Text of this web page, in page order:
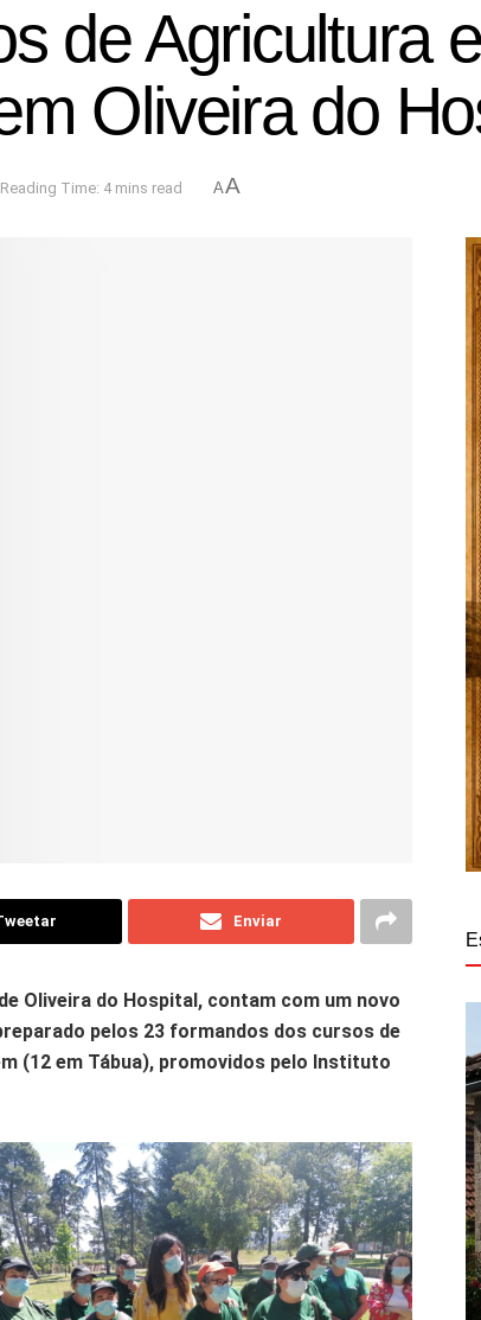
de Agricultura
Oliveira do
Reading Time: 4 mins read AA
Enviar
Oliveira do Hospital, contam com um novo
pelos 23 formandos dos cursos de
(12 em Tábua), promovidos pelo Instituto